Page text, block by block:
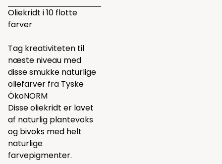
Oliekridt i 10 flotte
farver
Tag kreativiteten til
næste niveau med
disse smukke naturlige
oliefarver fra Tyske
ÖkoNORM
Disse oliekridt er lavet
af naturlig plantevoks
og bivoks med helt
naturlige
farvepigmenter.